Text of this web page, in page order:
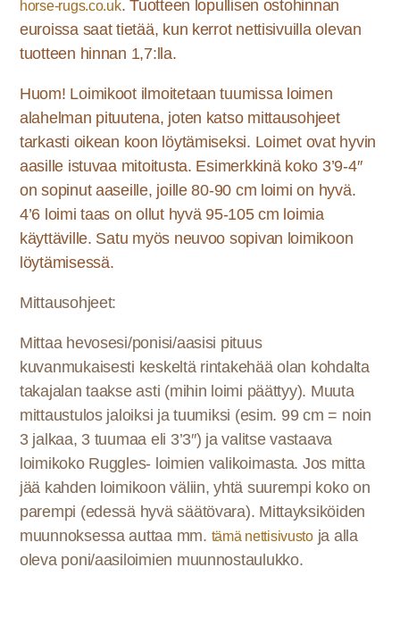
horse-rugs.co.uk. Tuotteen lopullisen ostohinnan
euroissa saat tietää, kun kerrot nettisivuilla olevan
tuotteen hinnan 1,7:lla.
Huom! Loimikoot ilmoitetaan tuumissa loimen
alahelman pituutena, joten katso mittausohjeet
tarkasti oikean koon löytämiseksi. Loimet ovat hyvin
aasille istuvaa mitoitusta. Esimerkkinä koko 3’9-4″
on sopinut aaseille, joille 80-90 cm loimi on hyvä.
4’6 loimi taas on ollut hyvä 95-105 cm loimia
käyttäville. Satu myös neuvoo sopivan loimikoon
löytämisessä.
Mittausohjeet:
Mittaa hevosesi/ponisi/aasisi pituus
kuvanmukaisesti keskeltä rintakehää olan kohdalta
takajalan taakse asti (mihin loimi päättyy). Muuta
mittaustulos jaloiksi ja tuumiksi (esim. 99cm = noin
3 jalkaa, 3 tuumaa eli 3’3″) ja valitse vastaava
loimikoko Ruggles- loimien valikoimasta. Jos mitta
jää kahden loimikoon väliin, yhtä suurempi koko on
parempi (edessä hyvä säätövara). Mittayksiköiden
muunnoksessa auttaa mm. tämä nettisivustoja alla
oleva poni/aasiloimien muunnostaulukko.